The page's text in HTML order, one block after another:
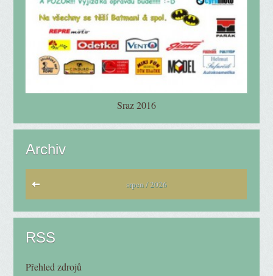
Sraz 2016
Archiv
srpen / 2026
RSS
Přehled zdrojů